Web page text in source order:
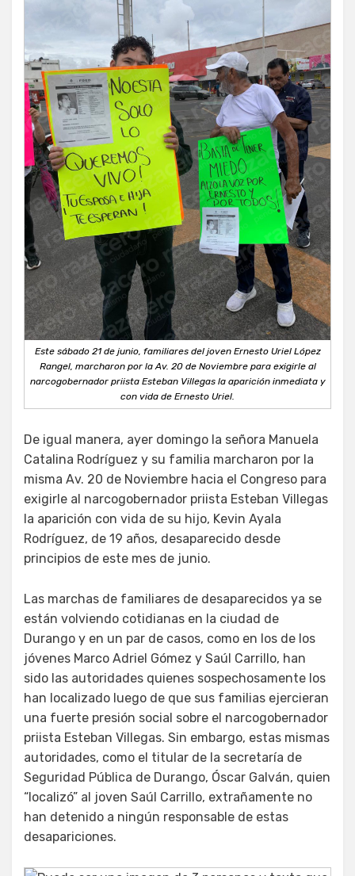
Este sábado 21 de junio, familiares del joven Ernesto Uriel López
Rangel, marcharon por la Av. 20 de Noviembre para exigirle al
narcogobernador priista Esteban Villegas la aparición inmediata y
con vida de Ernesto Uriel.
De igual manera, ayer domingo la señora Manuela
Catalina Rodríguez y su familia marcharon por la
misma Av. 20 de Noviembre hacia el Congreso para
exigirle al narcogobernador priista Esteban Villegas
la aparición con vida de su hijo, Kevin Ayala
Rodríguez, de 19 años, desaparecido desde
principios de este mes de junio.
Las marchas de familiares de desaparecidos ya se
están volviendo cotidianas en la ciudad de
Durango y en un par de casos, como en los de los
jóvenes Marco Adriel Gómez y Saúl Carrillo, han
sido las autoridades quienes sospechosamente los
han localizado luego de que sus familias ejercieran
una fuerte presión social sobre el narcogobernador
priista Esteban Villegas. Sin embargo, estas mismas
autoridades, como el titular de la secretaría de
Seguridad Pública de Durango, Óscar Galván, quien
“localizó” al joven Saúl Carrillo, extrañamente no
han detenido a ningún responsable de estas
desapariciones.